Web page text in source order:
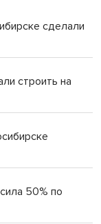
сделали
строить на
50% по